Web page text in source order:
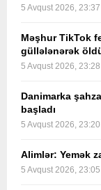
5 Avqust 2026, 23:37
Məşhur TikTok
güllələnərək
5 Avqust 2026, 23:28
Danimarka
başladı
5 Avqust 2026, 23:20
Alimlər: Yemək
5 Avqust 2026, 23:05